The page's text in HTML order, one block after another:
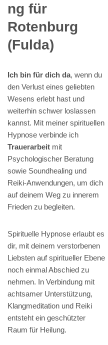
ng für
Rotenburg
(Fulda)
Ich bin für dich da, wenn du
den Verlust eines geliebten
Wesens erlebt hast und
weiterhin schwer loslassen
kannst. Mit meiner spirituellen
Hypnose verbinde ich
Trauerarbeit mit
Psychologischer Beratung
sowie Soundhealing und
Reiki-Anwendungen, um dich
auf deinem Weg zu innerem
Frieden zu begleiten.
Spirituelle Hypnose erlaubt es
dir, mit deinem verstorbenen
Liebsten auf spiritueller Ebene
noch einmal Abschied zu
nehmen. In Verbindung mit
achtsamer Unterstützung,
Klangmeditation und Reiki
entsteht ein geschützter
Raum für Heilung.